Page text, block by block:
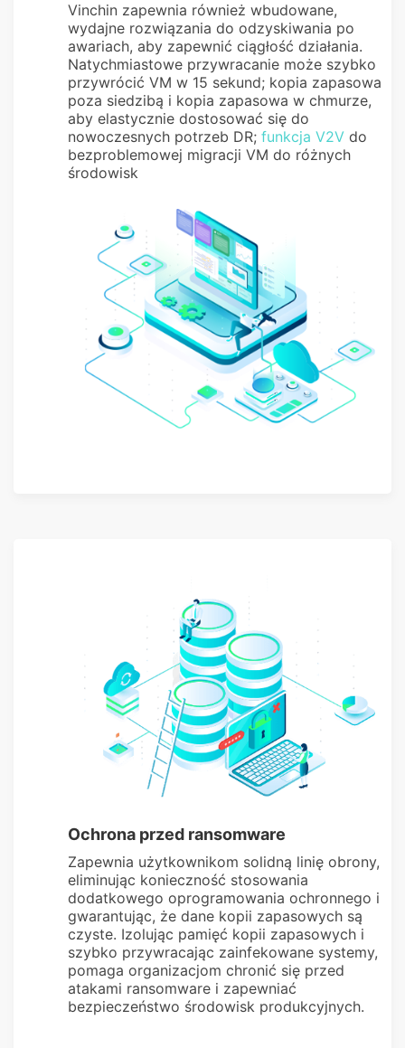
Vinchin zapewnia również wbudowane,
wydajne rozwiązania do odzyskiwania po
awariach, aby zapewnić ciągłość działania.
Natychmiastowe przywracanie może szybko
przywrócić VM w 15 sekund; kopia zapasowa
poza siedzibą i kopia zapasowa w chmurze,
aby elastycznie dostosować się do
nowoczesnych potrzeb DR; funkcja V2Vdo
bezproblemowej migracji VM do różnych
środowisk
Ochrona przed ransomware
Zapewnia użytkownikom solidną linię obrony,
eliminując konieczność stosowania
dodatkowego oprogramowania ochronnego i
gwarantując, że dane kopii zapasowych są
czyste. Izolując pamięć kopii zapasowych i
szybko przywracając zainfekowane systemy,
pomaga organizacjom chronić się przed
atakami ransomware i zapewniać
bezpieczeństwo środowisk produkcyjnych.